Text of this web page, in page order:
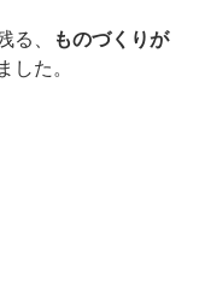
る、
ものづくりが
した。